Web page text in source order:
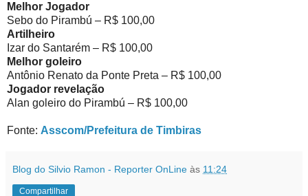
Melhor Jogador
Sebo do Pirambú – R$ 100,00
Artilheiro
Izar do Santarém – R$ 100,00
Melhor goleiro
Antônio Renato da Ponte Preta – R$ 100,00
Jogador revelação
Alan goleiro do Pirambú – R$ 100,00
Fonte: Asscom/Prefeitura de Timbiras
Blog do Silvio Ramon - Reporter OnLine às 11:24
Compartilhar